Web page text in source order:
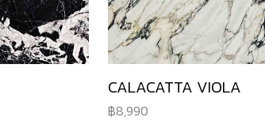
CALACATTA VIOLA
8,990